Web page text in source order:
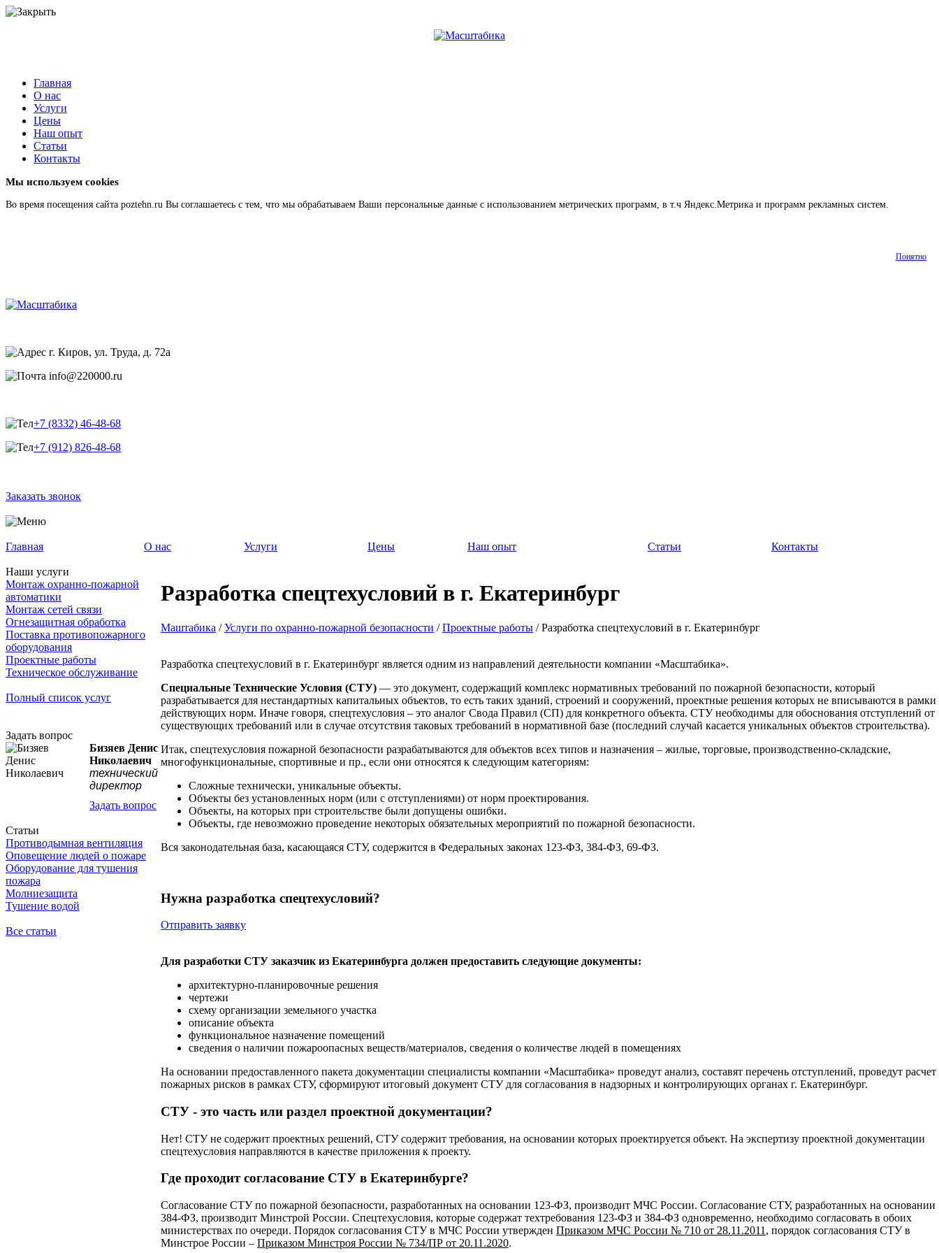
Главная
О нас
Услуги
Цены
Наш опыт
Статьи
Контакты
Мы используем cookies
Во время посещения сайта poztehn.ru Вы соглашаетесь с тем, что мы обрабатываем Ваши персональные данные с использованием метрических программ, в т.ч Яндекс.Метрика и программ рекламных систем.
Понятно
г. Киров, ул. Труда, д. 72а
info@220000.ru
+7 (8332) 46-48-68
+7 (912) 826-48-68
Заказать звонок
Главная О нас Услуги Цены Наш опыт Статьи Контакты
Наши услуги
Монтаж охранно-пожарной
автоматики
Монтаж сетей связи
Огнезащитная обработка
Поставка противопожарного
оборудования
Проектные работы
Техническое обслуживание
Полный список услуг
Задать вопрос
Бизяев Денис
Николаевич
технический
директор
Задать вопрос
Статьи
Противодымная вентиляция
Оповещение людей о пожаре
Оборудование для тушения
пожара
Молниезащита
Тушение водой
Все статьи
Разработка спецтехусловий в г. Екатеринбург
Маштабика / Услуги по охранно-пожарной безопасности / Проектные работы /Разработка спецтехусловий в г. Екатеринбург
Разработка спецтехусловий в г. Екатеринбург является одним из направлений деятельности компании «Масштабика».
Специальные Технические Условия (СТУ) — это документ, содержащий комплекс нормативных требований по пожарной безопасности, который
разрабатывается для нестандартных капитальных объектов, то есть таких зданий, строений и сооружений, проектные решения которых не вписываются в рамки
действующих норм. Иначе говоря, спецтехусловия – это аналог Свода Правил (СП) для конкретного объекта. СТУ необходимы для обоснования отступлений от
существующих требований или в случае отсутствия таковых требований в нормативной базе (последний случай касается уникальных объектов строительства).
Итак, спецтехусловия пожарной безопасности разрабатываются для объектов всех типов и назначения – жилые, торговые, производственно-складские,
многофункциональные, спортивные и пр., если они относятся к следующим категориям:
Сложные технически, уникальные объекты.
Объекты без установленных норм (или с отступлениями) от норм проектирования.
Объекты, на которых при строительстве были допущены ошибки.
Объекты, где невозможно проведение некоторых обязательных мероприятий по пожарной безопасности.
Вся законодательная база, касающаяся СТУ, содержится в Федеральных законах 123-ФЗ, 384-ФЗ, 69-ФЗ.
Нужна разработка спецтехусловий?
Отправить заявку
Для разработки СТУ заказчик из Екатеринбурга должен предоставить следующие документы:
архитектурно-планировочные решения
чертежи
схему организации земельного участка
описание объекта
функциональное назначение помещений
сведения о наличии пожароопасных веществ/материалов, сведения о количестве людей в помещениях
На основании предоставленного пакета документации специалисты компании «Масштабика» проведут анализ, составят перечень отступлений, проведут расчет
пожарных рисков в рамках СТУ, сформируют итоговый документ СТУ для согласования в надзорных и контролирующих органах г. Екатеринбург.
СТУ - это часть или раздел проектной документации?
Нет! СТУ не содержит проектных решений, СТУ содержит требования, на основании которых проектируется объект. На экспертизу проектной документации
спецтехусловия направляются в качестве приложения к проекту.
Где проходит согласование СТУ в Екатеринбурге?
Согласование СТУ по пожарной безопасности, разработанных на основании 123-ФЗ, производит МЧС России. Согласование СТУ, разработанных на основании
384-ФЗ, производит Минстрой России. Спецтехусловия, которые содержат техтребования 123-ФЗ и 384-ФЗ одновременно, необходимо согласовать в обоих
министерствах по очереди. Порядок согласования СТУ в МЧС России утвержден Приказом МЧС России № 710 от 28.11.2011 , порядок согласования СТУ в
Минстрое России – Приказом Минстроя России № 734/ПР от 20.11.2020.